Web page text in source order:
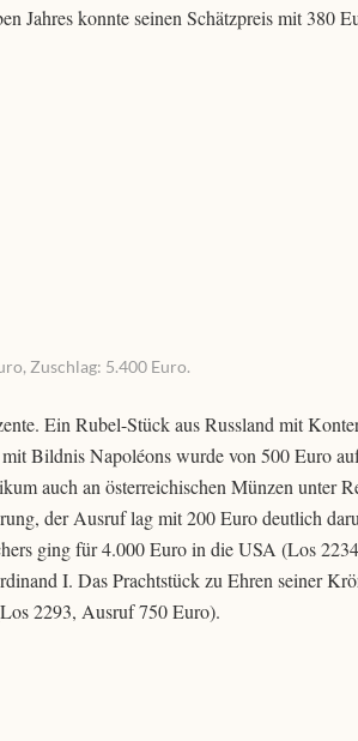
Jahres konnte seinen Schätzpreis mit 380
Zuschlag: 5.400 Euro.
Ein Rubel-Stück aus Russland mit
Bildnis Napoléons wurde von 500 Euro
auch an österreichischen Münzen unter
der Ausruf lag mit 200 Euro deutlich
ging für 4.000 Euro in die USA (Los
I. Das Prachtstück zu Ehren seiner
2293, Ausruf 750 Euro).